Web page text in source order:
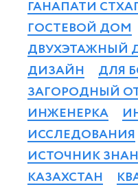
ГАНАПАТИ
ГОСТЕВОЙ ДОМ
ДВУХЭТАЖНЫЙ
ДИЗАЙН
ДЛЯ
ЗАГОРОДНЫЙ
ИНЖЕНЕРКА
ИССЛЕДОВАНИЯ
ИСТОЧНИК
КАЗАХСТАН